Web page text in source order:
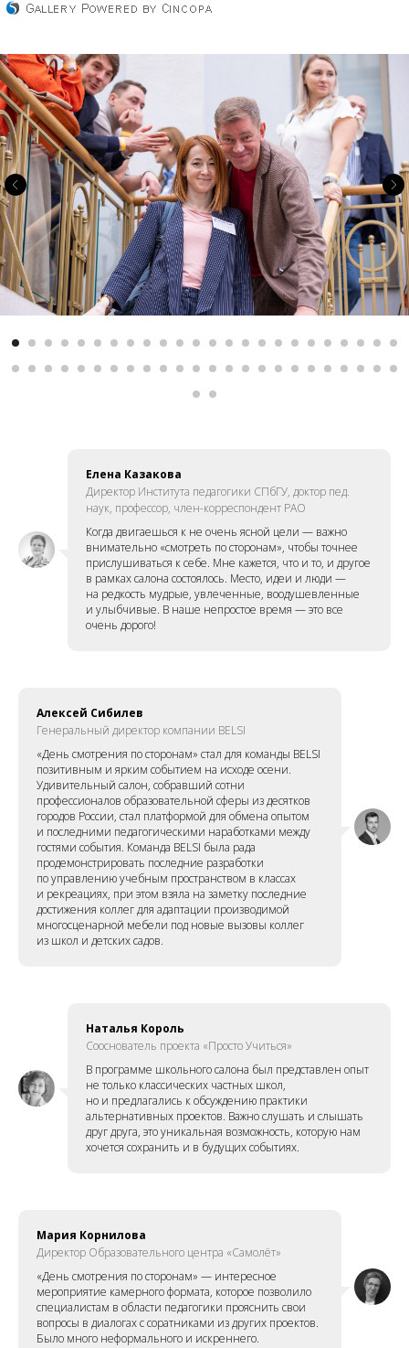
Елена Казакова
Директор Института педагогики СПбГУ, доктор пед.
наук, профессор, член-корреспондент РАО
Когда двигаешься к не очень ясной цели — важно
внимательно «смотреть по сторонам», чтобы точнее
прислушиваться к себе. Мне кажется, что и то, и другое
в рамках салона состоялось. Место, идеи и люди —
на редкость мудрые, увлеченные, воодушевленные
и улыбчивые. В наше непростое время — это все
очень дорого!
Алексей Сибилев
Генеральный директор компании BELSI
«День смотрения по сторонам» стал для команды BELSI
позитивным и ярким событием на исходе осени.
Удивительный салон, собравший сотни
профессионалов образовательной сферы из десятков
городов России, стал платформой для обмена опытом
и последними педагогическими наработками между
гостями события. Команда BELSI была рада
продемонстрировать последние разработки
по управлению учебным пространством в классах
и рекреациях, при этом взяла на заметку последние
достижения коллег для адаптации производимой
многосценарной мебели под новые вызовы коллег
из школ и детских садов.
Наталья Король
Сооснователь проекта «Просто Учиться»
В программе школьного салона был представлен опыт
не только классических частных школ,
но и предлагались к обсуждению практики
альтернативных проектов. Важно слушать и слышать
друг друга, это уникальная возможность, которую нам
хочется сохранить и в будущих событиях.
Мария Корнилова
Директор Образовательного центра «Самолёт»
«День смотрения по сторонам» — интересное
мероприятие камерного формата, которое позволило
специалистам в области педагогики прояснить свои
вопросы в диалогах с соратниками из других проектов.
Было много неформального и искреннего.